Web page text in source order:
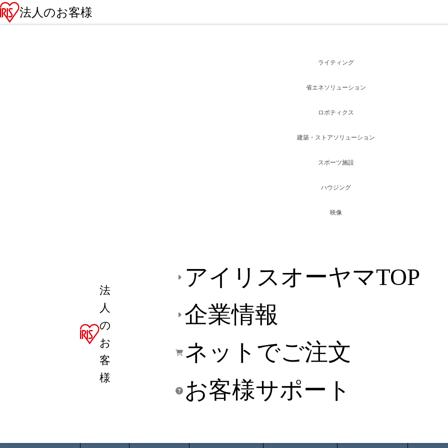
法人のお客様
法
人
の
お
客
様
アイリスオーヤマTOP
企業情報
ネットでご注文
お客様サポート
ライティング
省エネソリューション
ロボティクス
建築・ストアソリューション
スポーツ施設
ハウジング
映像